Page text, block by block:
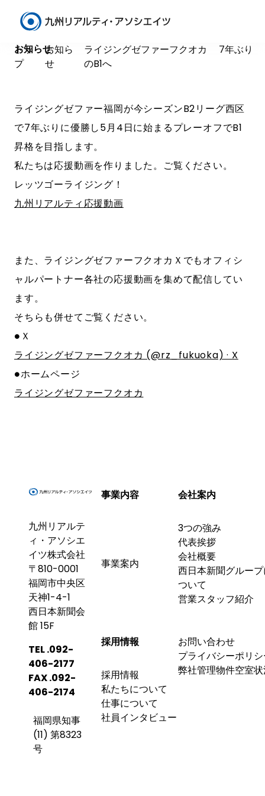
News
お知らせ
トッ
プ
お知ら
せ
ライジングゼファーフクオカ 7年ぶり
のB1へ
ライジングゼファー福岡が今シーズンB2リーグ西区
で7年ぶりに優勝し5月4日に始まるプレーオフでB1
昇格を目指します。
私たちは応援動画を作りました。ご覧ください。
レッツゴーライジング！
九州リアルティ応援動画
また、ライジングゼファーフクオカＸでもオフィシ
ャルパートナー各社の応援動画を集めて配信してい
ます。
そちらも併せてご覧ください。
●Ｘ
ライジングゼファーフクオカ (@rz_fukuoka) · X
●ホームページ
ライジングゼファーフクオカ
九州リアルテ
ィ・アソシエ
イツ株式会社
〒810-0001
福岡市中央区
天神1-4-1
西日本新聞会
館 15F
TEL .092-
406-2177
FAX .092-
406-2174
福岡県知事
(11) 第8323
号
事業内容
事業案内
会社案内
3つの強み
代表挨拶
会社概要
西日本新聞グルー
ついて
営業スタッフ紹介
採用情報
採用情報
私たちについて
仕事について
社員インタビュー
お問い合わせ
プライバシーポリ
弊社管理物件空室